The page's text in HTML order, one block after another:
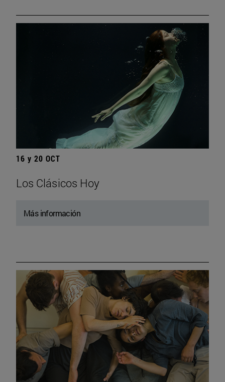
16 y 20 OCT
Los Clásicos Hoy
Más información